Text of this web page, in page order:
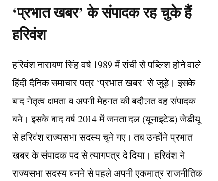
‘प्रभात खबर’ के संपादक रह चुके हैं
हरिवंश
हरिवंश नारायण सिंह वर्ष 1989 में रांची से पब्लिश होने वाले
हिंदी दैनिक समाचार पत्र ‘प्रभात खबर’ से जुड़े। इसके
बाद नेतृत्व क्षमता व अपनी मेहनत की बदौलत वह संपादक
बने। इसके बाद वर्ष 2014 में जनता दल (यूनाइटेड) जेडीयू
से हरिवंश राज्यसभा सदस्य चुने गए। तब उन्होंने प्रभात
खबर के संपादक पद से त्यागपत्र दे दिया। हरिवंश ने
राज्यसभा सदस्य बनने से पहले अपनी एकमात्र राजनीतिक